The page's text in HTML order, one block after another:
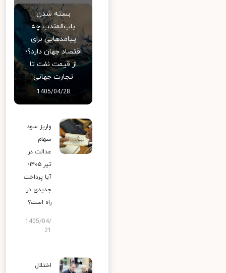
بسته شدن
باب‌المندب چه
پیامدهایی برای
اقتصاد جهان دارد؟؛
از قیمت نفت تا
تجارت جهانی
1405/04/28
واریز سود
سهام
عدالت در
تیر ۱۴۰۵؛
آیا پرداخت
جدیدی در
راه است؟
1405/04/
اختلال